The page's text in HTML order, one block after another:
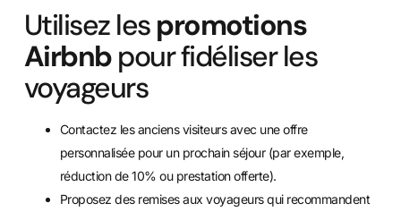
Utilisez lespromotions
Airbnbpour fidéliser les
voyageurs
Contactez les anciens visiteurs avec une offre
personnalisée pour un prochain séjour (par exemple,
réduction de 10% ou prestation offerte).
Proposez des remises aux voyageurs qui recommandent